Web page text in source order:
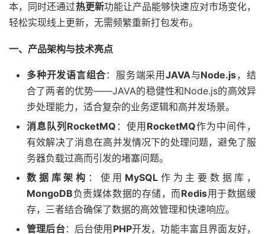
本，同时还通过热更新功能让产品能够快速应对市场变化，
轻松实现线上更新，无需频繁重新打包发布。
一、产品架构与技术亮点
多种开发语言组合 ：服务端采用 JAVA与Node.js，结
合了两者的优势——JAVA的稳健性和Node.js的高效异
步处理能力，适合复杂的业务逻辑和高并发场景。
消息队列RocketMQ ：使用 RocketMQ作为中间件，
有效解决了消息在高并发情况下的处理问题，避免了服
务器负载过高而引发的堵塞问题。
数据库架构 ：使用 MySQL 作为主要数据库，
MongoDB负责媒体数据的存储，而Redis用于数据缓
存，三者结合确保了数据的高效管理和快速响应。
管理后台：后台使用 PHP开发，功能丰富且界面友好，